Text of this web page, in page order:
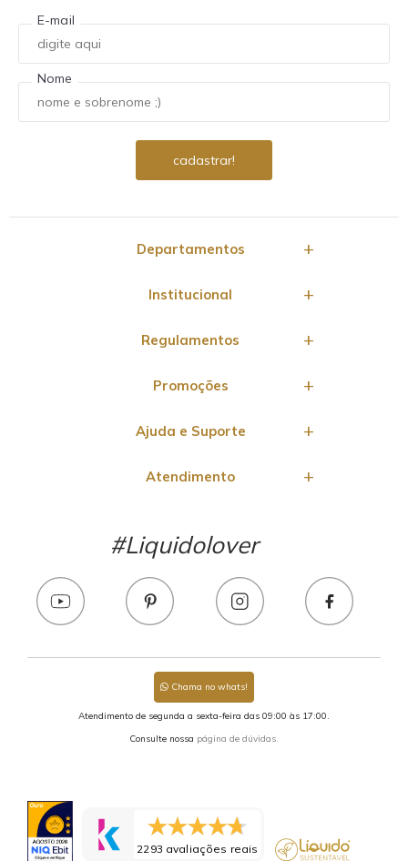
E-mail
Nome
Departamentos
Institucional
Regulamentos
Promoções
Ajuda e Suporte
Atendimento
#Liquidolover
Chama no whats!
Atendimento de segunda a sexta-feira das 09:00 às 17:00.
Consulte nossa página de dúvidas.
2293 avaliações reais